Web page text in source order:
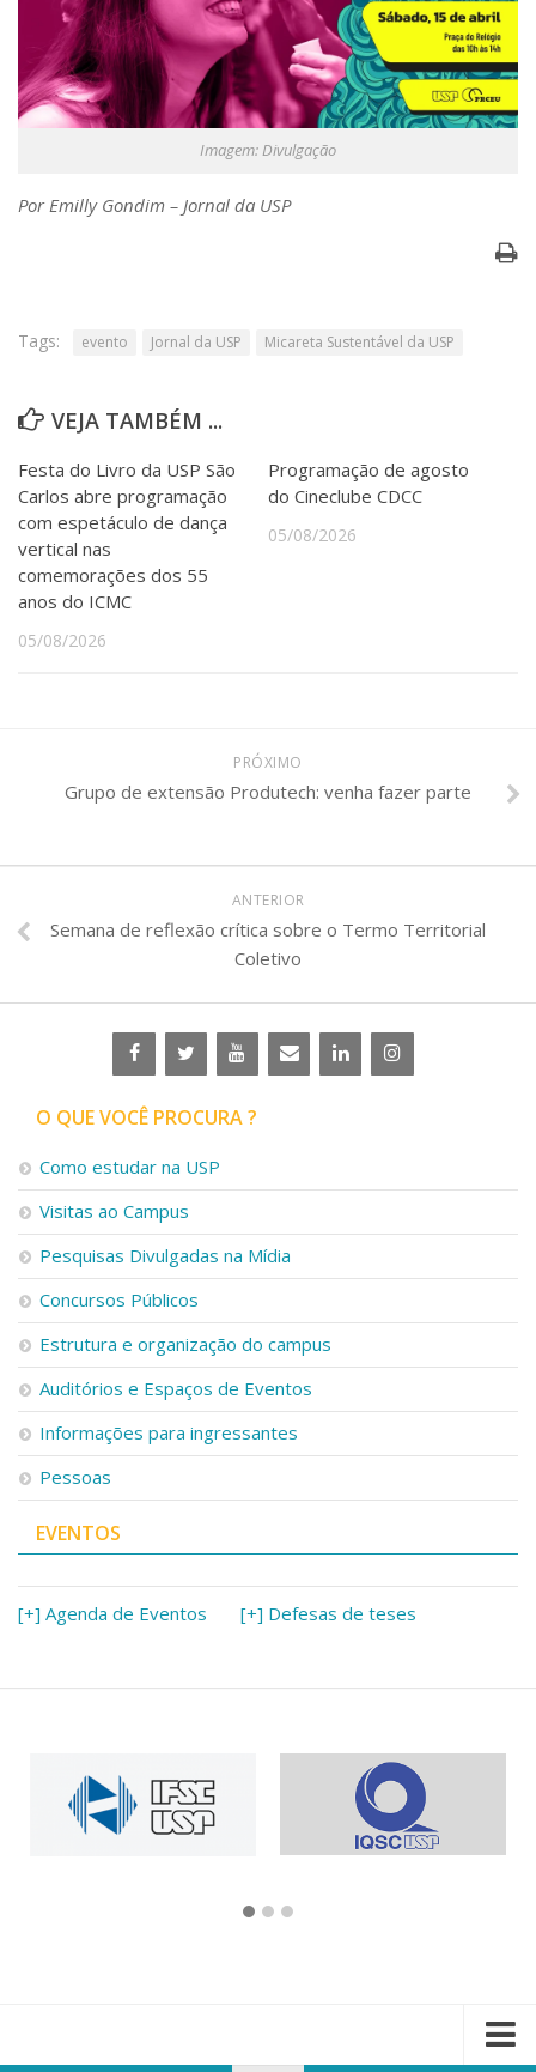
Imagem: Divulgação
Por Emilly Gondim – Jornal da USP
Tags: evento Jornal da USP Micareta Sustentável da USP
VEJA TAMBÉM ...
Festa do Livro da USP São
Carlos abre programação
com espetáculo de dança
vertical nas
comemorações dos 55
anos do ICMC
05/08/2026
Programação de agosto
do Cineclube CDCC
05/08/2026
PRÓXIMO
Grupo de extensão Produtech: venha fazer parte
ANTERIOR
Semana de reflexão crítica sobre o Termo Territorial
Coletivo
O QUE VOCÊ PROCURA ?
Como estudar na USP
Visitas ao Campus
Pesquisas Divulgadas na Mídia
Concursos Públicos
Estrutura e organização do campus
Auditórios e Espaços de Eventos
Informações para ingressantes
Pessoas
EVENTOS
[+] Agenda de Eventos [+] Defesas de teses